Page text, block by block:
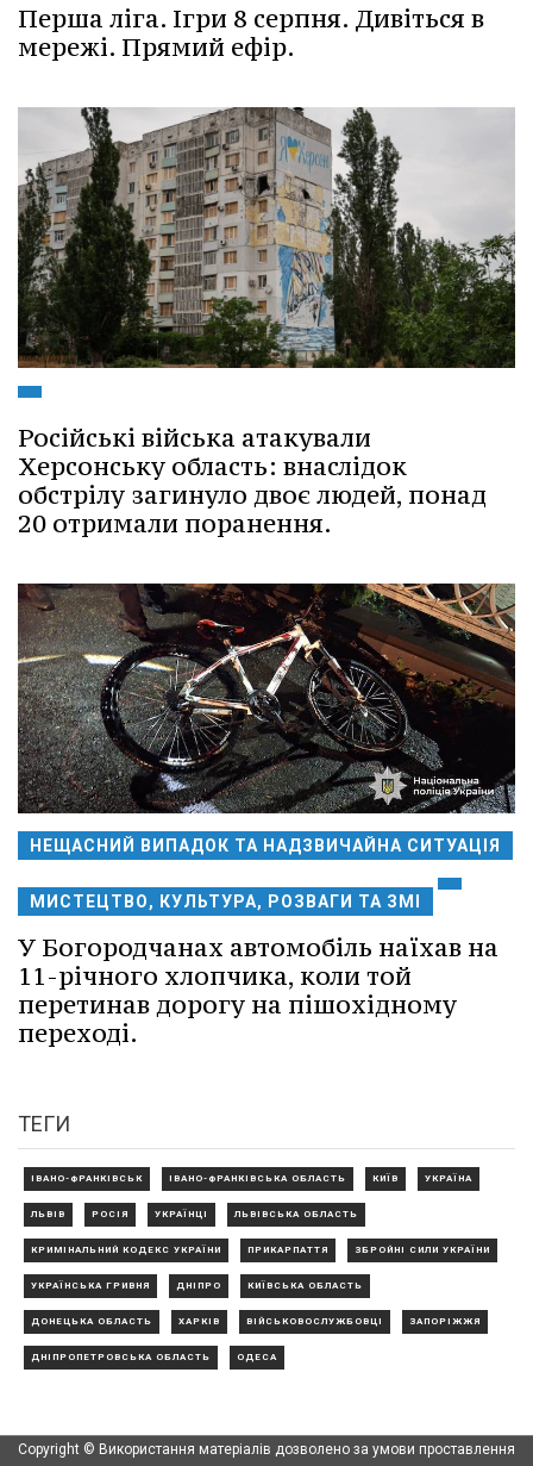
Перша ліга. Ігри 8 серпня. Дивіться в
мережі. Прямий ефір.
Російські війська атакували
Херсонську область: внаслідок
обстрілу загинуло двоє людей, понад
20 отримали поранення.
НЕЩАСНИЙ ВИПАДОК ТА НАДЗВИЧАЙНА СИТУАЦІЯ
МИСТЕЦТВО, КУЛЬТУРА, РОЗВАГИ ТА ЗМІ
У Богородчанах автомобіль наїхав на
11-річного хлопчика, коли той
перетинав дорогу на пішохідному
переході.
ТЕГИ
ІВАНО-ФРАНКІВСЬК ІВАНО-ФРАНКІВСЬКА ОБЛАСТЬ КИЇВ УКРАЇНА
ЛЬВІВ РОСІЯ УКРАЇНЦІ ЛЬВІВСЬКА ОБЛАСТЬ
КРИМІНАЛЬНИЙ КОДЕКС УКРАЇНИ ПРИКАРПАТТЯ ЗБРОЙНІ СИЛИ УКРАЇНИ
УКРАЇНСЬКА ГРИВНЯ ДНІПРО КИЇВСЬКА ОБЛАСТЬ
ДОНЕЦЬКА ОБЛАСТЬ ХАРКІВ ВІЙСЬКОВОСЛУЖБОВЦІ ЗАПОРІЖЖЯ
ДНІПРОПЕТРОВСЬКА ОБЛАСТЬ ОДЕСА
Copyright © Використання матеріалів дозволено за умови проставлення